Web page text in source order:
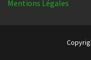
Mentions Légales